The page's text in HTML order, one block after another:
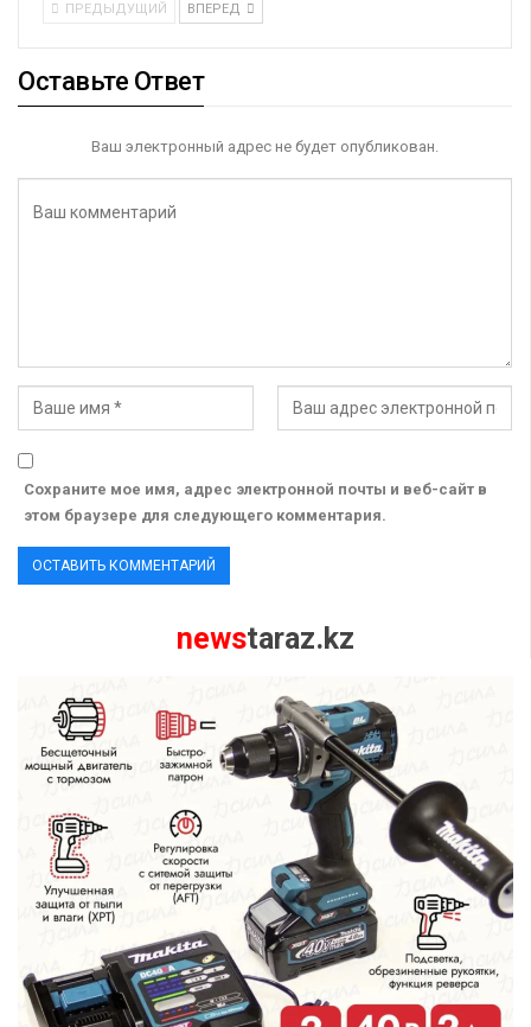
ПРЕДЫДУЩИЙ ВПЕРЕД
Оставьте Ответ
Ваш электронный адрес не будет опубликован.
Сохраните мое имя, адрес электронной почты и веб-сайт в
этом браузере для следующего комментария.
newstaraz.kz